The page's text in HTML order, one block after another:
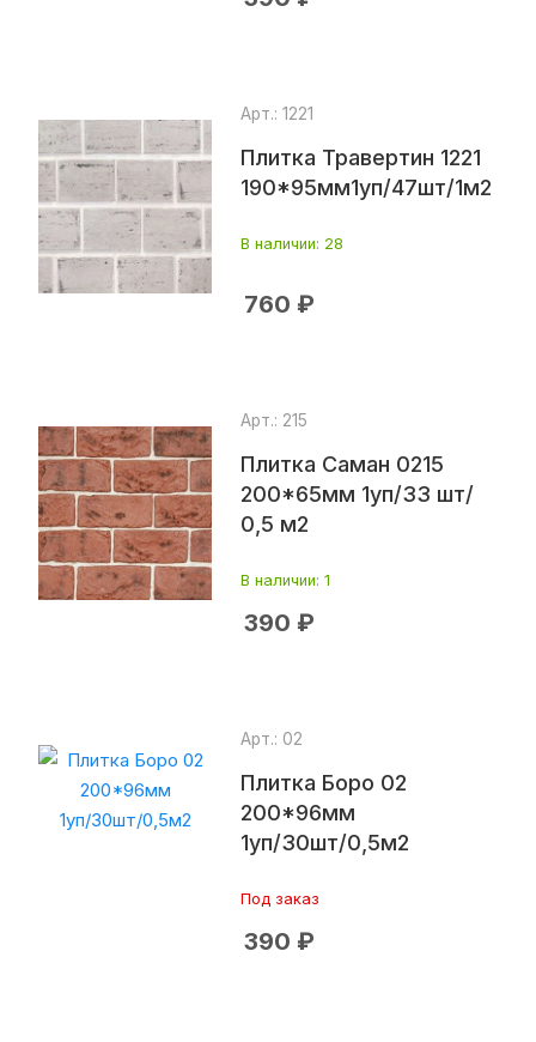
Плитка Травертин 1221
190*95мм1уп/47шт/1м2
Арт.: 1221
В наличии: 28
760 ₽
Плитка Саман 0215
200*65мм 1уп/33 шт/
0,5 м2
Арт.: 215
В наличии: 1
390 ₽
Плитка Боро 02
200*96мм
1уп/30шт/0,5м2
Арт.: 02
Под заказ
390 ₽